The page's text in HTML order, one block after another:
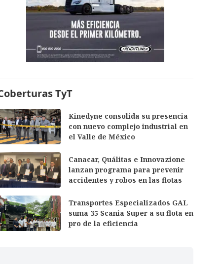
TyT
Kinedyne consolida su presencia
con nuevo complejo industrial en
el Valle de México
Canacar, Quálitas e Innovazione
lanzan programa para prevenir
accidentes y robos en las flotas
Transportes Especializados GAL
suma 35 Scania Super a su flota en
pro de la eficiencia